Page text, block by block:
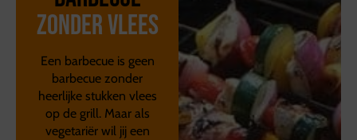
zonder vlees
Een barbecue is geen
barbecue zonder
heerlijke stukken vlees
op de grill. Maar als
vegetariër wil jij een